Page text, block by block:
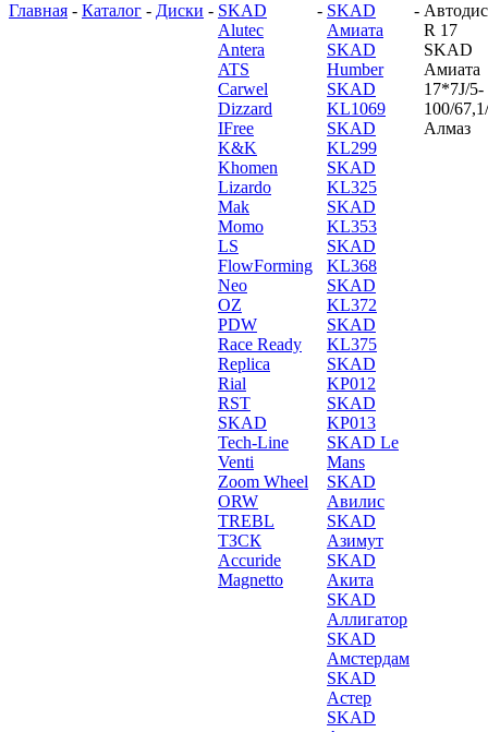
Главная - Каталог - Диски - SKAD
Alutec
Antera
ATS
Carwel
Dizzard
IFree
K&K
Khomen
Lizardo
Mak
Momo
LS
FlowForming
Neo
OZ
PDW
Race Ready
Replica
Rial
RST
SKAD
Tech-Line
Venti
Zoom Wheel
ORW
TREBL
ТЗСК
Accuride
Magnetto
- SKAD
Амиата
SKAD
Humber
SKAD
KL1069
SKAD
KL299
SKAD
KL325
SKAD
KL353
SKAD
KL368
SKAD
KL372
SKAD
KL375
SKAD
KP012
SKAD
KP013
SKAD Le
Mans
SKAD
Авилис
SKAD
Азимут
SKAD
Акита
SKAD
Аллигатор
SKAD
Амстердам
SKAD
Астер
SKAD
-
R 17
SKAD
Амиата
17*7J/5-
100/
Алмаз